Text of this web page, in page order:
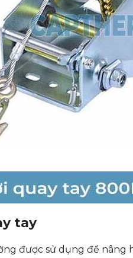
tay
được sử dụng để nâng